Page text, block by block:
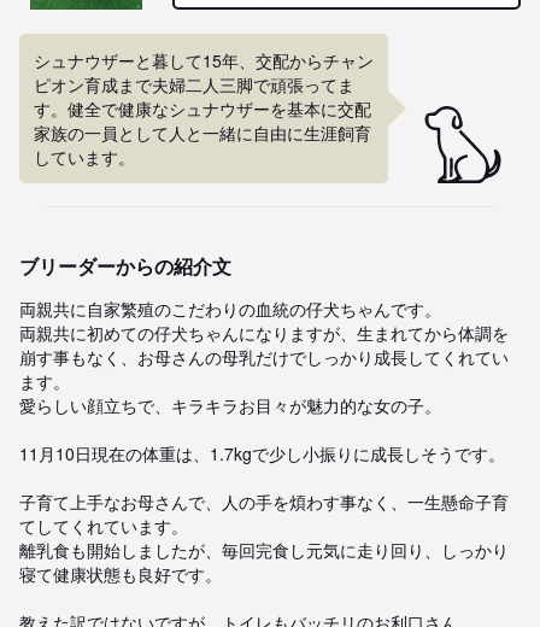
シュナウザーと暮して15年、交配からチャン
ピオン育成まで夫婦二人三脚で頑張ってま
す。健全で健康なシュナウザーを基本に交配
家族の一員として人と一緒に自由に生涯飼育
しています。
ブリーダーからの紹介文
両親共に自家繁殖のこだわりの血統の仔犬ちゃんです。
両親共に初めての仔犬ちゃんになりますが、生まれてから体調を
崩す事もなく、お母さんの母乳だけでしっかり成長してくれてい
ます。
愛らしい顔立ちで、キラキラお目々が魅力的な女の子。
11月10日現在の体重は、1.7kgで少し小振りに成長しそうです。
子育て上手なお母さんで、人の手を煩わす事なく、一生懸命子育
てしてくれています。
離乳食も開始しましたが、毎回完食し元気に走り回り、しっかり
寝て健康状態も良好です。
教えた訳ではないですが、トイレもバッチリのお利口さん。